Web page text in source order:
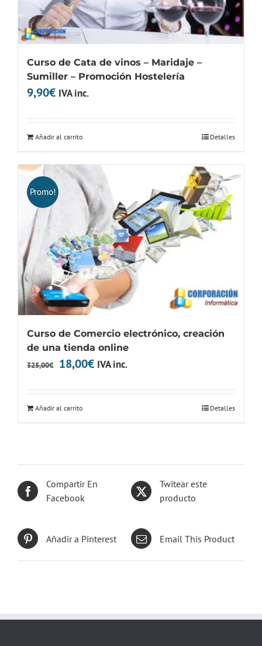
Curso de Cata de vinos – Maridaje –
Sumiller – Promoción Hostelería
9,90€ IVA inc.
Añadir al carrito Detalles
Promo!
Curso de Comercio electrónico, creación
de una tienda online
325,00€
El
18,00€ElIVA inc.
Añadir al carrito Detalles
Compartir En
Facebook
Twitear este
producto
Añadir a Pinterest Email This Product